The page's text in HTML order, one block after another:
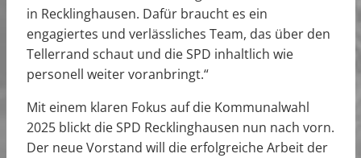
in Recklinghausen. Dafür braucht es ein
engagiertes und verlässliches Team, das über den
Tellerrand schaut und die SPD inhaltlich wie
personell weiter voranbringt.“
Mit einem klaren Fokus auf die Kommunalwahl
2025 blickt die SPD Recklinghausen nun nach vorn.
Der neue Vorstand will die erfolgreiche Arbeit der